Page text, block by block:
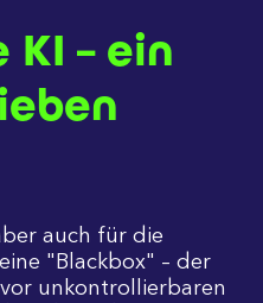
– ein
auch für die
"Blackbox" – der
unkontrollierbaren